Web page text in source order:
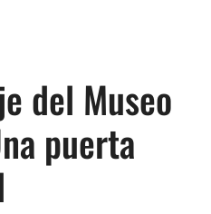
del Museo
puerta